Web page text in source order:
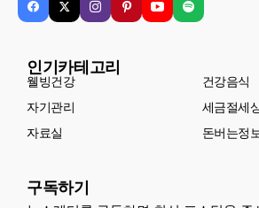
인기카테고리
웰빙건강
건강음식
자기관리
세금절세
자료실
돈버는정
구독하기